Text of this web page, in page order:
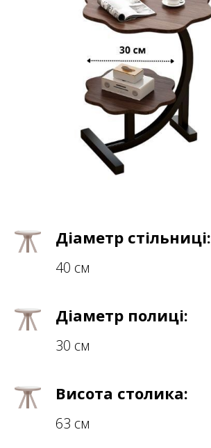
Діаметр стільниці:
40 см
Діаметр полиці:
30 см
Висота столика:
63 см